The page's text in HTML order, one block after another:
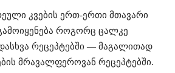
კვების ერთ-ერთი მთავარი
როგორც ცალკე
რეცეპტებში — მაგალითად
მრავალფეროვან რეცეპტებში⁠.